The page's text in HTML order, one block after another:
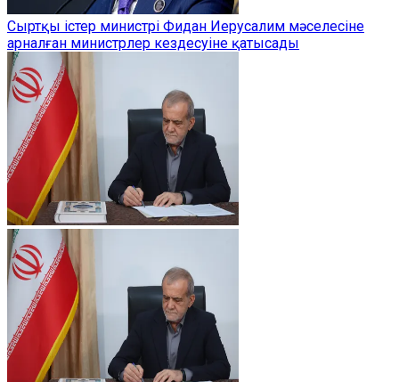
Сыртқы істер министрі Фидан Иерусалим мәселесіне
арналған министрлер кездесуіне қатысады